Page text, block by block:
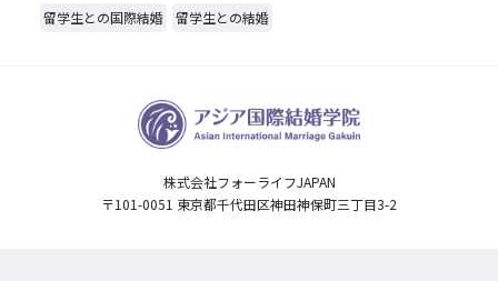
留学生との国際結婚 留学生との結婚
株式会社フォーライフJAPAN
〒101-0051 東京都千代田区神田神保町三丁目3-2